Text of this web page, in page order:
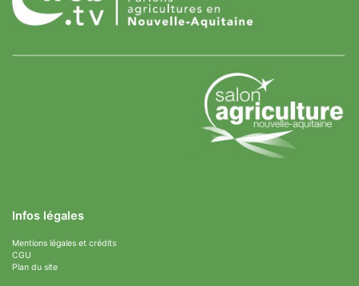
Infos légales
Mentions légales et crédits
CGU
Plan du site